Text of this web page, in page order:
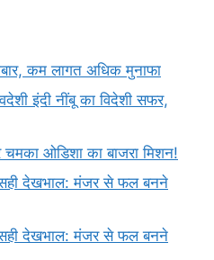
कम लागत अधिक मुनाफा
इंदी नींबू का विदेशी सफर,
चमका ओडिशा का बाजरा मिशन!
देखभाल: मंजर से फल बनने
देखभाल: मंजर से फल बनने